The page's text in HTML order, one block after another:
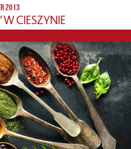
2013
CIESZYNIE